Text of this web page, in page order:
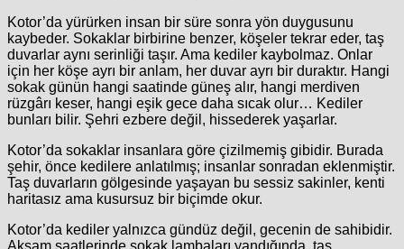
Kotor’da yürürken insan bir süre sonra yön duygusunu
kaybeder. Sokaklar birbirine benzer, köşeler tekrar eder, taş
duvarlar aynı serinliği taşır. Ama kediler kaybolmaz. Onlar
için her köşe ayrı bir anlam, her duvar ayrı bir duraktır. Hangi
sokak günün hangi saatinde güneş alır, hangi merdiven
rüzgârı keser, hangi eşik gece daha sıcak olur… Kediler
bunları bilir. Şehri ezbere değil, hissederek yaşarlar.
Kotor’da sokaklar insanlara göre çizilmemiş gibidir. Burada
şehir, önce kedilere anlatılmış; insanlar sonradan eklenmiştir.
Taş duvarların gölgesinde yaşayan bu sessiz sakinler, kenti
haritasız ama kusursuz bir biçimde okur.
Kotor’da kediler yalnızca gündüz değil, gecenin de sahibidir.
Akşam saatlerinde sokak lambaları yandığında, taş